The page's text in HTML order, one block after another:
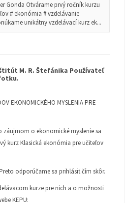
Gonda Otvárame prvý ročník kurzu
# ekonómia # vzdelávanie
unikátny vzdelávací kurz ek...
M. R. Štefánika Používateľ
EKONOMICKÉHO MYSLENIA PRE
záujmom o ekonomické myslenie sa
kurz Klasická ekonómia pre učiteľov
odporúčame sa prihlásiť čím skôr.
kurze pre nich a o možnosti
KEPU: